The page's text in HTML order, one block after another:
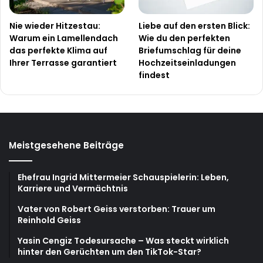
Nie wieder Hitzestau:
Warum ein Lamellendach
das perfekte Klima auf
Ihrer Terrasse garantiert
Liebe auf den ersten Blick:
Wie du den perfekten
Briefumschlag für deine
Hochzeitseinladungen
findest
Meistgesehene Beiträge
Ehefrau Ingrid Mittermeier Schauspielerin: Leben,
Karriere und Vermächtnis
Vater von Robert Geiss verstorben: Trauer um
Reinhold Geiss
Yasin Cengiz Todesursache – Was steckt wirklich
hinter den Gerüchten um den TikTok-Star?